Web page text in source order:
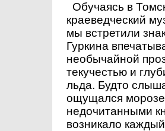
Обучаясь в
краеведческий
мы встретили
Гуркина
необычайной
текучестью и
льда. Будто
ощущался
недочитанными
возникало